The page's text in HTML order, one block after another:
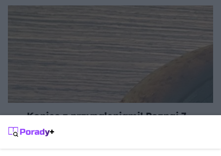
Koniec z przypaleniami! Poznaj 7
kuchennych trików, które uratują Twoje